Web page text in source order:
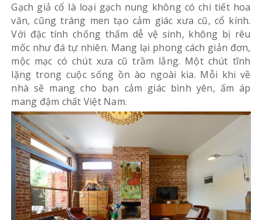
Gạch giả cổ là loại gạch nung không có chi tiết hoa
văn, cũng tráng men tạo cảm giác xưa cũ, cổ kính.
Với đặc tính chống thấm dễ vệ sinh, không bị rêu
mốc như đá tự nhiên. Mang lại phong cách giản đơn,
mộc mạc có chút xưa cũ trầm lắng. Một chút tĩnh
lặng trong cuộc sống ồn ào ngoài kia. Mỗi khi về
nhà sẽ mang cho bạn cảm giác bình yên, ấm áp
mang đậm chất Việt Nam.